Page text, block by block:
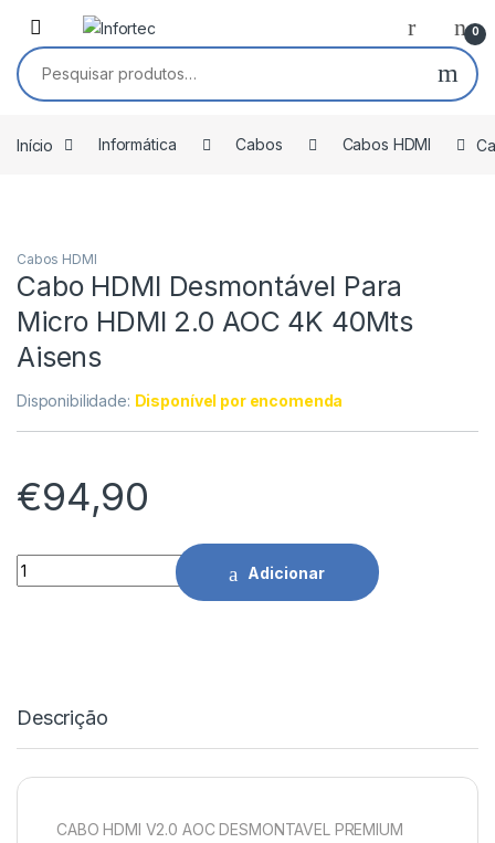
Saltar para navegação
Pular para o conteúdo
0
Pesquisar por:
Início Informática Cabos Cabos HDMI
Cabos HDMI
Cabo HDMI Desmontável Para
Micro HDMI 2.0 AOC 4K 40Mts
Aisens
Disponibilidade: Disponível por encomenda
€94,90
Cabo HDMI Desmontável Para Micro HDMI 2.0 AOC 4K
Adicionar
Descrição
CABO HDMI V2.0 AOC DESMONTAVEL PREMIUM